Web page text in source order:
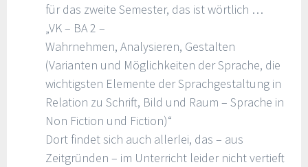
für das zweite Semester, das ist wörtlich …
„VK – BA 2 –
Wahrnehmen, Analysieren, Gestalten
(Varianten und Möglichkeiten der Sprache, die
wichtigsten Elemente der Sprachgestaltung in
Relation zu Schrift, Bild und Raum – Sprache in
Non Fiction und Fiction)“
Dort findet sich auch allerlei, das – aus
Zeitgründen – im Unterricht leider nicht vertieft